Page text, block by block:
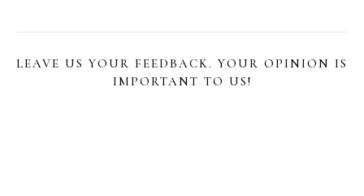
LEAVE US YOUR FEEDBACK. YOUR OPINION IS
IMPORTANT TO US!